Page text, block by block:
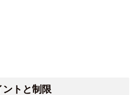
トと制限